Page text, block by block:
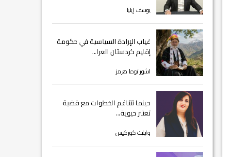
يوسف إيليا
غياب الإرادة السياسية في حكومة
إقليم كردستان العرا...
اشور توما هرمز
حينما تتناغم الخطوات مع قضية
تعتبر حيوية...
وايليت كوركيس